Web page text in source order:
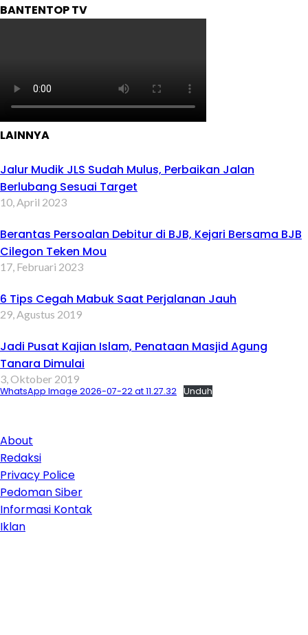
BANTENTOP TV
LAINNYA
Jalur Mudik JLS Sudah Mulus, Perbaikan Jalan
Berlubang Sesuai Target
10, April 2023
Berantas Persoalan Debitur di BJB, Kejari Bersama BJB
Cilegon Teken Mou
17, Februari 2023
6 Tips Cegah Mabuk Saat Perjalanan Jauh
29, Agustus 2019
Jadi Pusat Kajian Islam, Penataan Masjid Agung
Tanara Dimulai
3, Oktober 2019
WhatsApp Image 2026-07-22 at 11.27.32 Unduh
About
Redaksi
Privacy Police
Pedoman Siber
Informasi Kontak
Iklan